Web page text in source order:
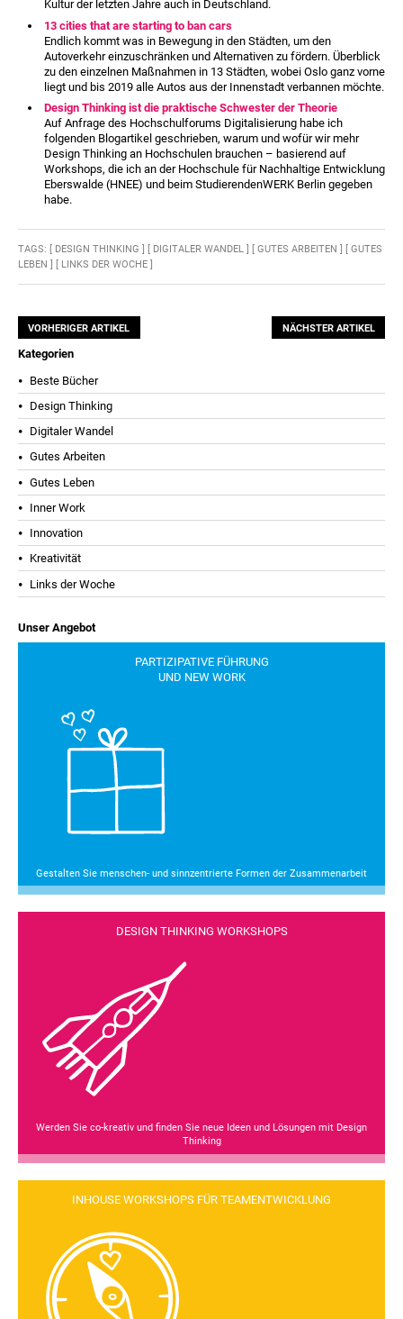
Kultur der letzten Jahre auch in Deutschland.
13 cities that are starting to ban cars
Endlich kommt was in Bewegung in den Städten, um den
Autoverkehr einzuschränken und Alternativen zu fördern. Überblick
zu den einzelnen Maßnahmen in 13 Städten, wobei Oslo ganz vorne
liegt und bis 2019 alle Autos aus der Innenstadt verbannen möchte.
Design Thinking ist die praktische Schwester der Theorie
Auf Anfrage des Hochschulforums Digitalisierung habe ich
folgenden Blogartikel geschrieben, warum und wofür wir mehr
Design Thinking an Hochschulen brauchen – basierend auf
Workshops, die ich an der Hochschule für Nachhaltige Entwicklung
Eberswalde (HNEE) und beim StudierendenWERK Berlin gegeben
habe.
TAGS: [ DESIGN THINKING ] [ DIGITALER WANDEL ] [ GUTES ARBEITEN ] [ GUTES
LEBEN ] [ LINKS DER WOCHE ]
VORHERIGER ARTIKEL NÄCHSTER ARTIKEL
Kategorien
Beste Bücher
Design Thinking
Digitaler Wandel
Gutes Arbeiten
Gutes Leben
Inner Work
Innovation
Kreativität
Links der Woche
Unser Angebot
PARTIZIPATIVE FÜHRUNG
UND NEW WORK
Gestalten Sie menschen- und sinnzentrierte Formen der Zusammenarbeit
DESIGN THINKING WORKSHOPS
Werden Sie co-kreativ und finden Sie neue Ideen und Lösungen mit Design
Thinking
INHOUSE WORKSHOPS FÜR TEAMENTWICKLUNG